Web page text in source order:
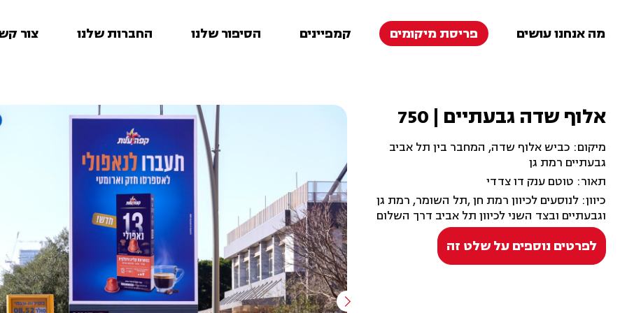
מה אנחנו עושים פריסת מיקומים קמפיינים הסיפור שלנו החברות שלנו צור
אלוף שדה גבעתיים | 750
מיקום: כביש אלוף שדה, המחבר בין תל אביב
גבעתיים רמת גן
תאור: טוטם ענק דו צדדי
כיוון: לנוסעים לכיוון רמת חן ,תל השומר, רמת גן
וגבעתיים ובצד השני לכיוון תל אביב דרך השלום
לפרטים נוספים על שלט זה